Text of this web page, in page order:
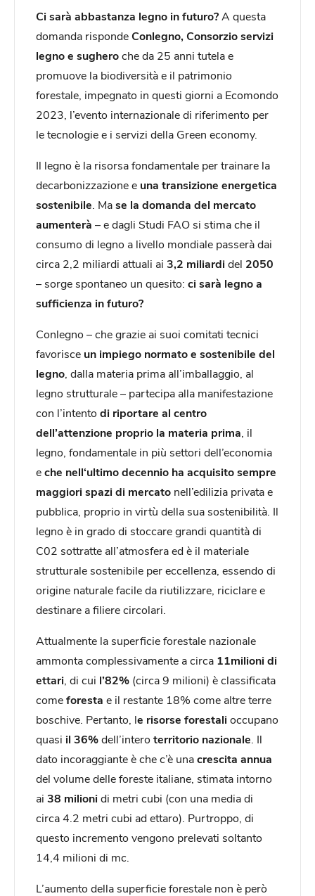
Ci sarà abbastanza legno in futuro? A questa
domanda rispondeConlegno,Consorzio servizi
legno e sugheroche da 25 anni tutela e
promuove la biodiversità e il patrimonio
forestale, impegnato in questi giorni a Ecomondo
2023, l’evento internazionale di riferimento per
le tecnologie e i servizi della Green economy.
Il legno è la risorsa fondamentale per trainare la
decarbonizzazione e una transizione energetica
sostenibile . Mase la domanda del mercato
aumenterà – e dagli Studi FAO si stima che il
consumo di legno a livello mondiale passerà dai
circa 2,2 miliardi attuali ai 3,2 miliardidel 2050
– sorge spontaneo un quesito: ci sarà legno a
sufficienza in futuro?
Conlegno – che grazie ai suoi comitati tecnici
favorisce un impiego normato e sostenibile del
legno , dalla materia prima all’imballaggio, al
legno strutturale – partecipa alla manifestazione
con l’intento di riportare al centro
dell’attenzione proprio la materia prima , il
legno, fondamentale in più settori dell’economia
eche nell‘ultimo decennio ha acquisito sempre
maggiori spazi di mercato nell’edilizia privata e
pubblica, proprio in virtù della sua sostenibilità. Il
legno è in grado di stoccare grandi quantità di
C02 sottratte all’atmosfera ed è il materiale
strutturale sostenibile per eccellenza, essendo di
origine naturale facile da riutilizzare, riciclare e
destinare a filiere circolari.
Attualmente la superficie forestale nazionale
ammonta complessivamente a circa 11milioni di
ettari , di cui l’82% (circa 9 milioni) è classificata
comeforesta e il restante 18% come altre terre
boschive. Pertanto, le risorse forestalioccupano
quasi il 36%dell’intero territorio nazionale . Il
dato incoraggiante è che c’è unacrescita annua
del volume delle foreste italiane, stimata intorno
ai 38 milionidi metri cubi (con una media di
circa 4.2 metri cubi ad ettaro). Purtroppo, di
questo incremento vengono prelevati soltanto
14,4 milioni di mc.
L’aumento della superficie forestale non è però